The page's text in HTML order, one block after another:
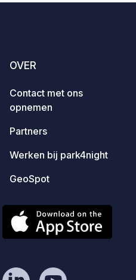
OVER
Contact met ons
opnemen
Partners
Werken bij park4night
GeoSpot